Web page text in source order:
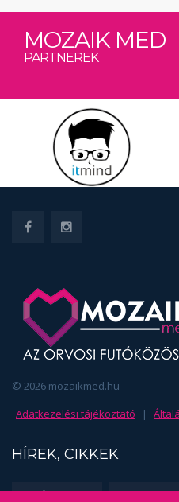
MOZAIK MED
PARTNEREK
© 2026 mozaikmed.hu
Adatkezelési tájékoztató
|
HÍREK, CIKKEK
EDZÉSSZAKMA FUSS TE IS!